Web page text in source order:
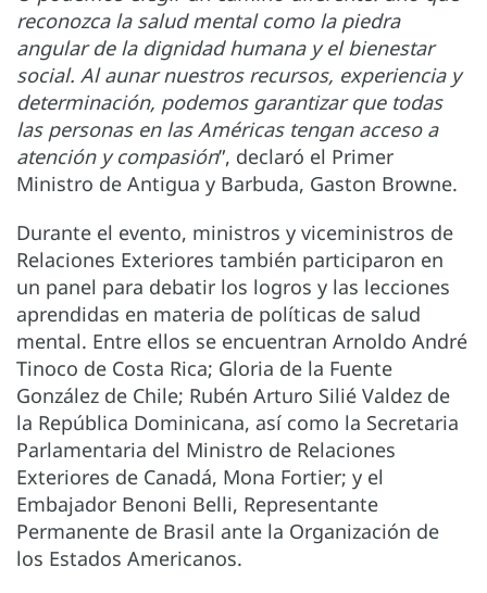
reconozca la salud mental como la piedra
angular de la dignidad humana y el bienestar
social. Al aunar nuestros recursos, experiencia y
determinación, podemos garantizar que todas
las personas en las Américas tengan acceso a
atención y compasión”, declaró el Primer
Ministro de Antigua y Barbuda, Gaston Browne.
Durante el evento, ministros y viceministros de
Relaciones Exteriores también participaron en
un panel para debatir los logros y las lecciones
aprendidas en materia de políticas de salud
mental. Entre ellos se encuentran Arnoldo André
Tinoco de Costa Rica; Gloria de la Fuente
González de Chile; Rubén Arturo Silié Valdez de
la República Dominicana, así como la Secretaria
Parlamentaria del Ministro de Relaciones
Exteriores de Canadá, Mona Fortier; y el
Embajador Benoni Belli, Representante
Permanente de Brasil ante la Organización de
los Estados Americanos.